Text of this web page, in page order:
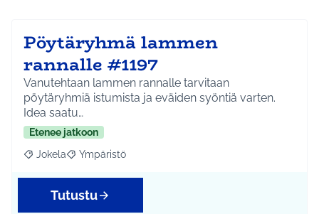
Pöytäryhmä lammen
rannalle #1197
Vanutehtaan lammen rannalle tarvitaan
pöytäryhmiä istumista ja eväiden syöntiä varten.
Idea saatu…
Etenee jatkoon
Rajaa tulokset aihepiirin mukaan: Jokela
Jokela Rajaa tulokset teeman mukaan: Ympäristö
Ympäristö
Tutustu